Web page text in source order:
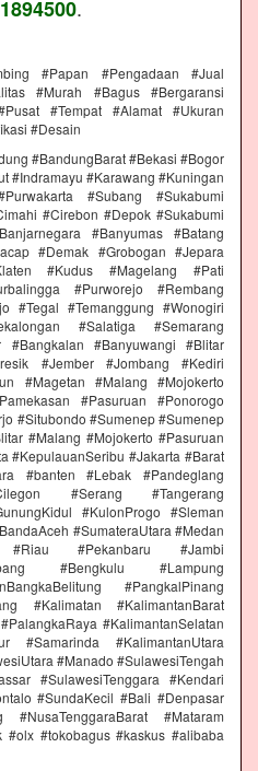
.
#Papan #Pengadaan #Jual
#Murah #Bagus #Bergaransi
#Tempat #Alamat #Ukuran
#Desain
#BandungBarat #Bekasi #Bogor
#Indramayu #Karawang #Kuningan
#Subang #Sukabumi
#Cirebon #Depok #Sukabumi
#Banyumas #Batang
#Demak #Grobogan #Jepara
#Kudus #Magelang #Pati
#Purworejo #Rembang
#Tegal #Temanggung #Wonogiri
#Salatiga #Semarang
#Bangkalan #Banyuwangi #Blitar
#Jember #Jombang #Kediri
#Magetan #Malang #Mojokerto
#Pasuruan #Ponorogo
#Situbondo #Sumenep #Sumenep
#Malang #Mojokerto #Pasuruan
#KepulauanSeribu #Jakarta #Barat
#banten #Lebak #Pandeglang
#Serang #Tangerang
#KulonProgo #Sleman
#SumateraUtara #Medan
#Riau #Pekanbaru #Jambi
#Bengkulu #Lampung
#PangkalPinang
#Kalimatan #KalimantanBarat
#KalimantanSelatan
#Samarinda #KalimantanUtara
#Manado #SulawesiTengah
#SulawesiTenggara #Kendari
#SundaKecil #Bali #Denpasar
#NusaTenggaraBarat #Mataram
#olx #tokobagus #kaskus #alibaba